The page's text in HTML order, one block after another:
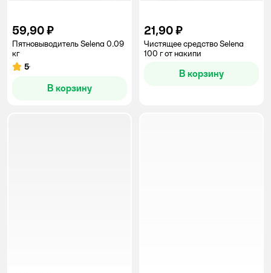
59,90 ₽
Пятновыводитель Selena 0.09
кг
Рейтинг:
5
В корзину
21,90 ₽
Чистящее средство Selena
100 г от накипи
В корзину